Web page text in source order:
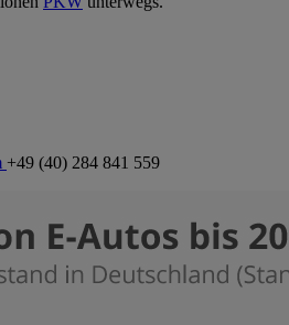
+49 (40) 284 841 559